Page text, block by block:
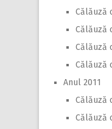
Călăuză
Călăuză
Călăuză
Călăuză
Anul 2011
Călăuză
Călăuză